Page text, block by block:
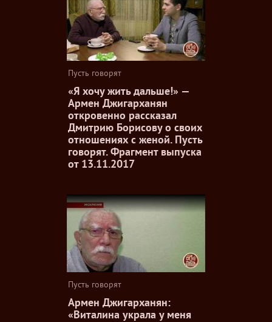
Пусть говорят
«Я хочу жить дальше!» —
Армен Джигарханян
откровенно рассказал
Дмитрию Борисову о своих
отношениях с женой. Пусть
говорят. Фрагмент выпуска
от 13.11.2017
Пусть говорят
Армен Джигарханян:
«Виталина украла у меня